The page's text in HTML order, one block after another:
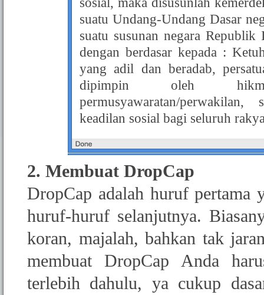
suatu Undang-Undang Dasar
suatu susunan negara
dengan berdasar kepada :
yang adil dan beradab,
dipimpin oleh
permusyawaratan/
keadilan sosial bagi seluruh
2. Membuat DropCap
DropCap adalah huruf pertama
huruf-huruf selanjutnya.
koran, majalah, bahkan tak
membuat DropCap Anda
terlebih dahulu, ya cukup